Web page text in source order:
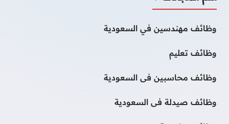
وظائف مهندسين في السعودية
وظائف تعليم
وظائف محاسبين فى السعودية
وظائف صيدلة فى السعودية